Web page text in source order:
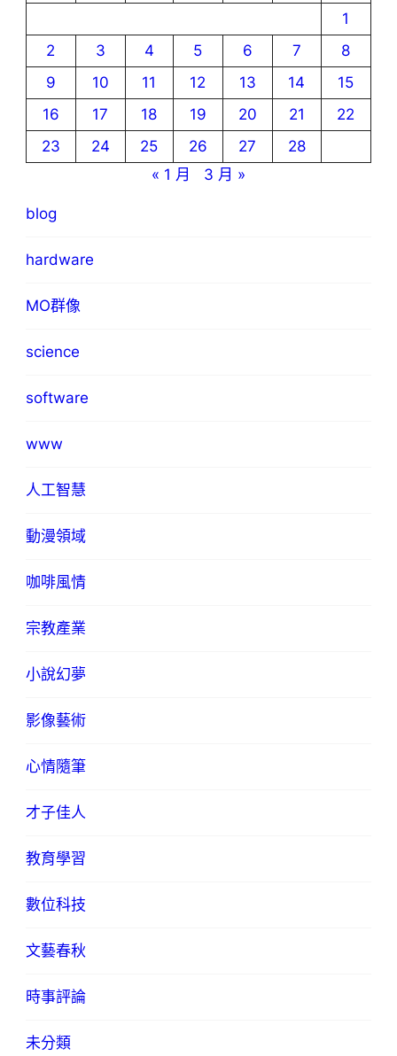
1
2
3 4 5 6 7
8
9
10 11 12 13 14
15
16
17 18 19 20 21
22
23
24 25 26 27
28
« 1 月
3 月 »
blog
hardware
MO群像
science
software
www
人工智慧
動漫領域
咖啡風情
宗教產業
小說幻夢
影像藝術
心情隨筆
才子佳人
教育學習
數位科技
文藝春秋
時事評論
未分類